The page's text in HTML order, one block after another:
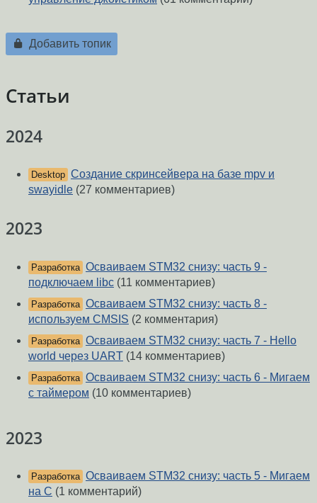
Добавить топик
Статьи
2024
Desktop Создание скринсейвера на базе mpv и
swayidle (27 комментариев)
2023
Разработка Осваиваем STM32 снизу: часть 9 -
подключаем libc (11 комментариев)
Разработка Осваиваем STM32 снизу: часть 8 -
используем CMSIS (2 комментария)
Разработка Осваиваем STM32 снизу: часть 7 - Hello
world через UART (14 комментариев)
Разработка Осваиваем STM32 снизу: часть 6 - Мигаем
с таймером (10 комментариев)
2023
Разработка Осваиваем STM32 снизу: часть 5 - Мигаем
на C (1 комментарий)